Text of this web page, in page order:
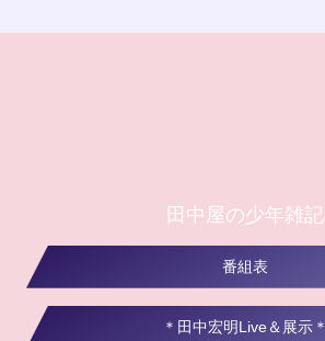
田中屋の少年雑記
番組表
＊田中宏明Live＆展示＊